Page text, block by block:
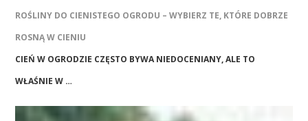
ROŚLINY DO CIENISTEGO OGRODU – WYBIERZ TE, KTÓRE DOBRZE
ROSNĄ W CIENIU
CIEŃ W OGRODZIE CZĘSTO BYWA NIEDOCENIANY, ALE TO
WŁAŚNIE W …